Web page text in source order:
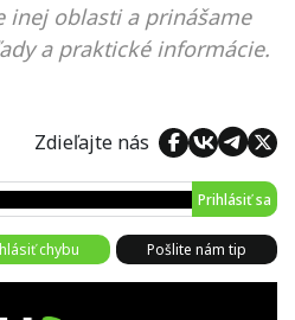
inej oblasti a prinášame
a praktické informácie.
Zdieľajte nás
Prihlásiť sa
chybu Pošlite nám tip